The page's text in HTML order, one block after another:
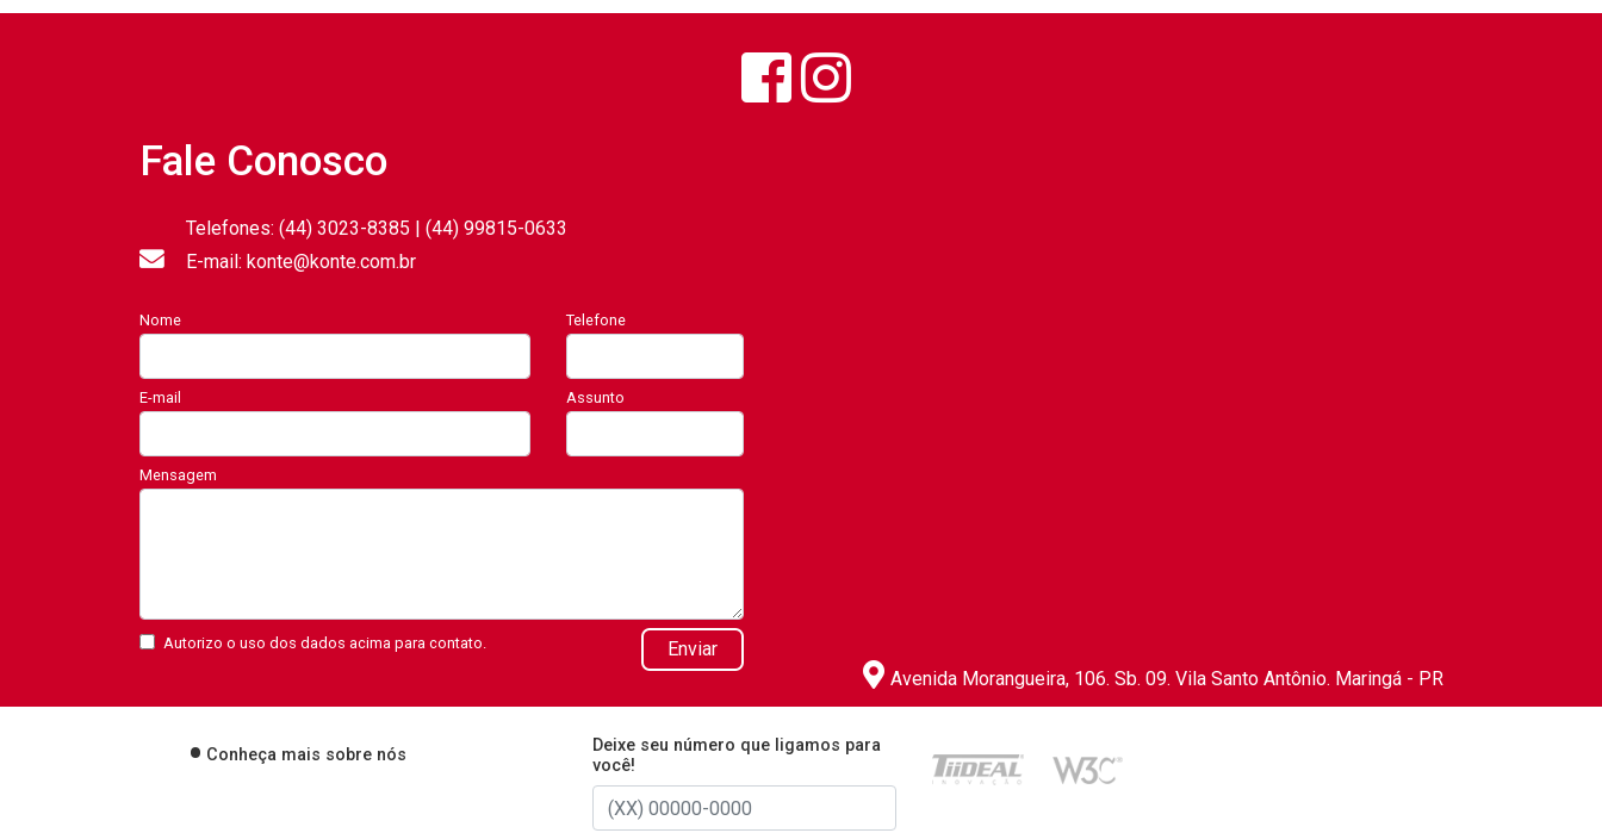
Fale Conosco
Telefones: (44) 3023-8385 | (44) 99815-0633
E-mail: konte@konte.com.br
Nome Telefone
E-mail Assunto
Mensagem
Autorizo o uso dos dados acima para contato.
Enviar
Avenida Morangueira, 106. Sb. 09. Vila Santo Antônio. Maringá - PR
Conheça mais sobre nós
Deixe seu número que ligamos para
você!